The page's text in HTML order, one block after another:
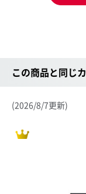
この商品と同じ
(2026/8/7更新)